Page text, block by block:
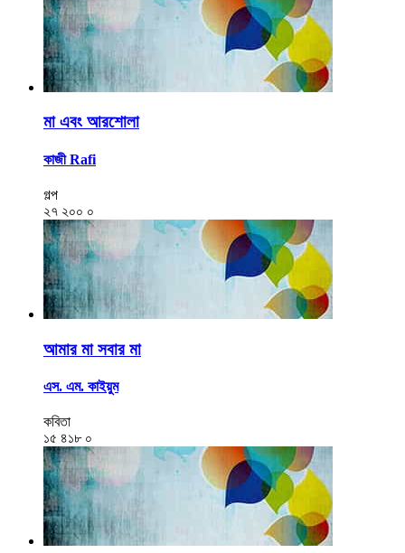
মা এবং আরশোলা
কাজী Rafi
গল্প
২৭ ২০০ ০
আমার মা সবার মা
এস. এম. কাইয়ুম
কবিতা
১৫ ৪১৮ ০